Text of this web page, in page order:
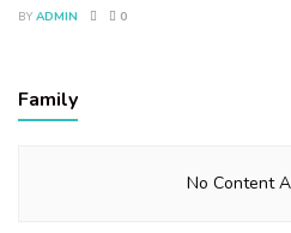
BY ADMIN 0
Family
No Content